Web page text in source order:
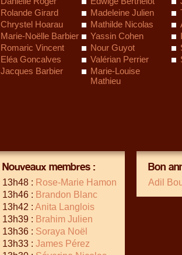
Rolande Girard
Madeleine Julien
Chrystel Hoarau
Mathilde Nicolas
Marie-Noëlle Barbier
Yassin Cohen
Romaric Vincent
Nour Guyot
Eléa Goncalves
Valérian Perrier
Jacques Barbier
Marie-Louise
Mathieu
Nouveaux membres :
13h48 : Rose-Marie Hamon
13h46 : Brandon Blanc
13h42 : Anita Langlois
13h39 : Brahim Julien
13h36 : Soraya Noël
13h33 : James Pérez
Bon
Adil